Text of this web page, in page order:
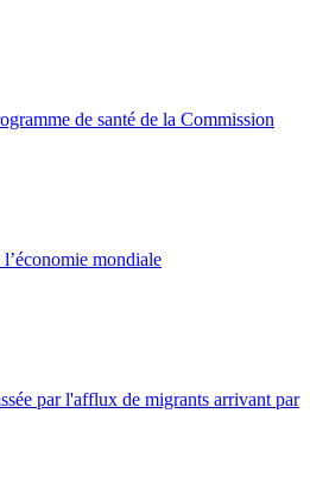
de santé de la Commission
mondiale
par l'afflux de migrants arrivant par